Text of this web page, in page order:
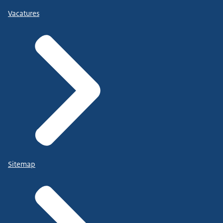
Vacatures
Sitemap